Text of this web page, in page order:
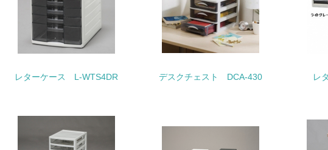
20. <L2> 発生する廃棄物の量と種類を把握し、具体的な削減・リ
<L1> 「生物多様性保全」に関する取り組み（例：森林保全活
購入、原材料のトレーサビリティの確認等）を行っている
<L1> 周辺地域の環境保全活動を行い、自治体や地域団体の活動
レターケース L-WTS4DR デスクチェスト DCA-430 レ